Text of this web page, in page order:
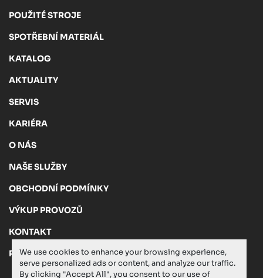
We use cookies to enhance your browsing experience,
serve personalized ads or content, and analyze our traffic.
By clicking "Accept All", you consent to our use of
POUŽITÉ STROJE
SPOTŘEBNÍ MATERIÁL
KATALOG
AKTUALITY
SERVIS
KARIÉRA
O NÁS
NAŠE SLUŽBY
OBCHODNÍ PODMÍNKY
VÝKUP PROVOZŮ
KONTAKT
PRIVACY POLICY